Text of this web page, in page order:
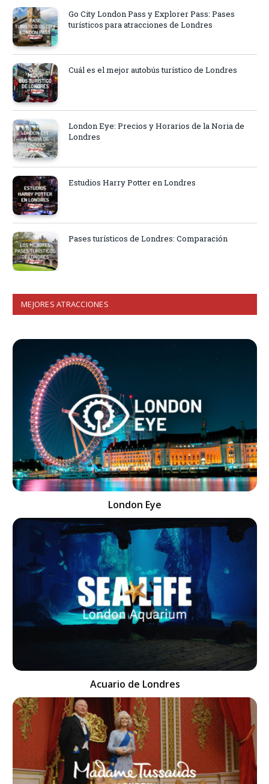
Go City London Pass y Explorer Pass: Pases
turísticos para atracciones de Londres
Cuál es el mejor autobús turístico de Londres
London Eye: Precios y Horarios de la Noria de
Londres
Estudios Harry Potter en Londres
Pases turísticos de Londres: Comparación
MEJORES ATRACCIONES
London Eye
Acuario de Londres